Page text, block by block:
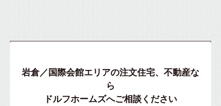
岩倉／国際会館エリアの注文住宅、不動産な
ら
ドルフホームズへご相談ください